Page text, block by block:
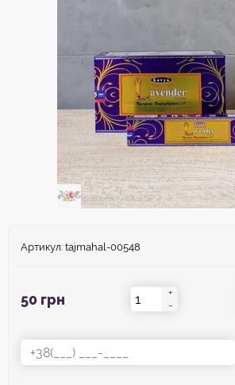
Артикул: tajmahal-00548
50 грн
+
-